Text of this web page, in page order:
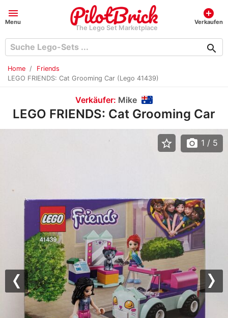
menu
Menu
The Lego Set Marketplace
add_circle
Verkaufen
search
Home
Friends
LEGO FRIENDS: Cat Grooming Car (Lego 41439)
Verkäufer: Mike
LEGO FRIENDS: Cat Grooming Car
Previous
star_border photo_camera 1 / 5